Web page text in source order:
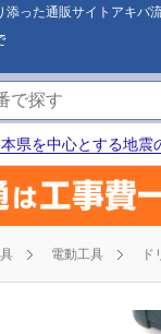
った通販サイトアキバ
本県を中心とする地
電動工具 ド